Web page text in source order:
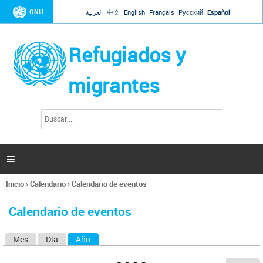
Jump to navigation
ONU العربية 中文 English Français Русский Español
Refugiados y
migrantes
l
s

Se
usted
Inicio›Calendario›Calendario de eventos
Calendario de eventos
Mes Día Año